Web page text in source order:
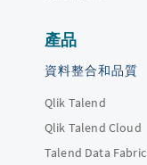
產品
資料整合和品質
Qlik Talend
Qlik Talend Cloud
Talend Data Fabric